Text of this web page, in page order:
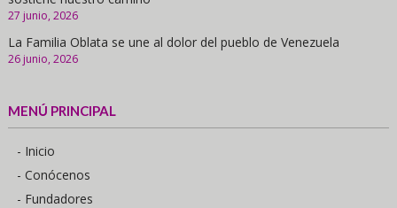
27 junio, 2026
La Familia Oblata se une al dolor del pueblo de Venezuela
26 junio, 2026
MENÚ PRINCIPAL
- Inicio
- Conócenos
- Fundadores